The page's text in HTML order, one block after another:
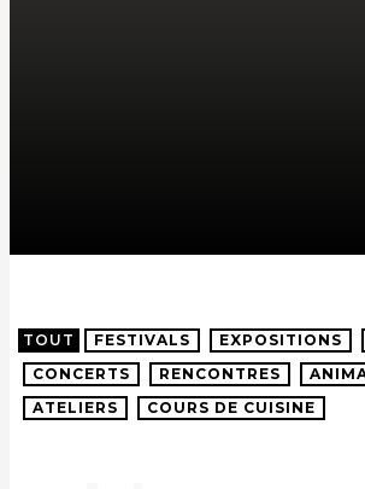
TOUT FESTIVALS EXPOSITIONS
CONCERTS
RENCONTRES
ATELIERS
COURS DE CUISINE